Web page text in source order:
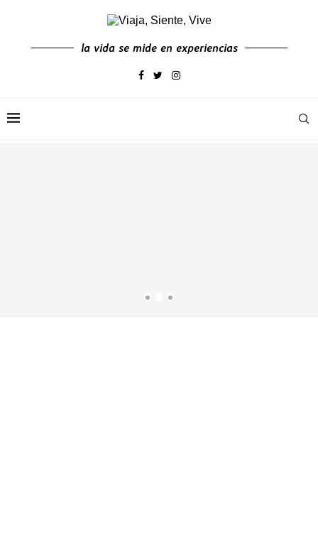
la vida se mide en experiencias